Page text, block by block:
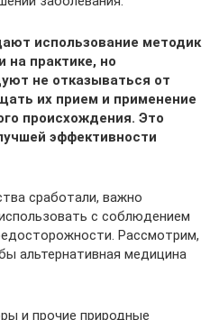
использование методик
на практике, но
не отказываться от
их прием и применение
происхождения. Это
эффективности
сработали, важно
с соблюдением
Рассмотрим,
альтернативная медицина
и прочие природные